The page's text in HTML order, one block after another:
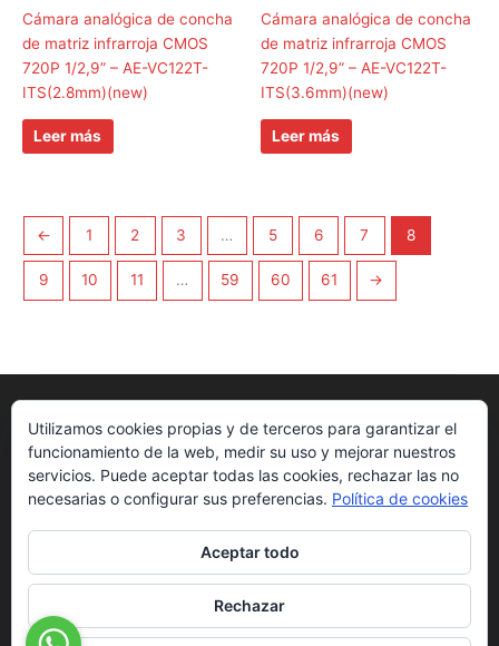
Cámara analógica de concha
de matriz infrarroja CMOS
720P 1/2,9” – AE-VC122T-
ITS(2.8mm)(new)
Leer más
Cámara analógica de concha
de matriz infrarroja CMOS
720P 1/2,9” – AE-VC122T-
ITS(3.6mm)(new)
Leer más
← 1 2 3 … 5 6 7 8
9 10 11 … 59 60 61 →
Nosotros
Sedes
Get Started
Blog
Downloads
Hikvision App
Utilizamos cookies propias y de terceros para garantizar el
funcionamiento de la web, medir su uso y mejorar nuestros
servicios. Puede aceptar todas las cookies, rechazar las no
necesarias o configurar sus preferencias. Política de cookies
Aceptar todo
Rechazar